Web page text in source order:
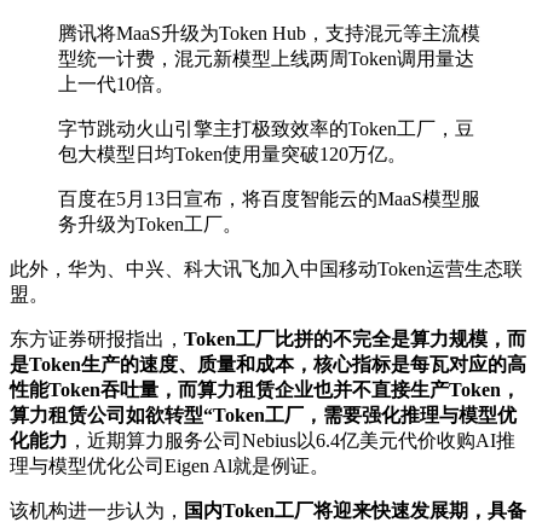
腾讯将MaaS升级为Token Hub，支持混元等主流模
型统一计费，混元新模型上线两周Token调用量达
上一代10倍。
字节跳动火山引擎主打极致效率的Token工厂，豆
包大模型日均Token使用量突破120万亿。
百度在5月13日宣布，将百度智能云的MaaS模型服
务升级为Token工厂。
此外，华为、中兴、科大讯飞加入中国移动Token运营生态联
盟。
东方证券研报指出， Token工厂比拼的不完全是算力规模，而
是Token生产的速度、质量和成本，核心指标是每瓦对应的高
性能Token吞吐量，而算力租赁企业也并不直接生产Token，
算力租赁公司如欲转型“Token工厂，需要强化推理与模型优
化能力 ，近期算力服务公司Nebius以6.4亿美元代价收购AI推
理与模型优化公司Eigen Al就是例证。
该机构进一步认为， 国内Token工厂将迎来快速发展期，具备